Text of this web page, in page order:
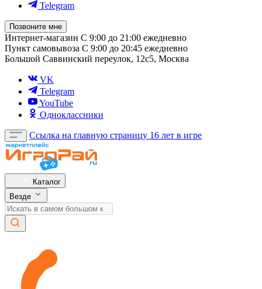
Telegram
Позвоните мне
Интернет-магазин С 9:00 до 21:00 ежедневно
Пункт самовывоза С 9:00 до 20:45 ежедневно
Большой Саввинский переулок, 12с5, Москва
VK
Telegram
YouTube
Одноклассники
Ссылка на главную страницу 16 лет в игре
Каталог
Везде